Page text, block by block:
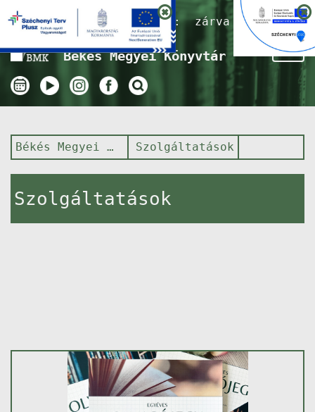
Nyitvatartás ma:zárva
Békés Megyei Könyvtár
Békés Megyei Könyvtár Szolgáltatások
Szolgáltatások